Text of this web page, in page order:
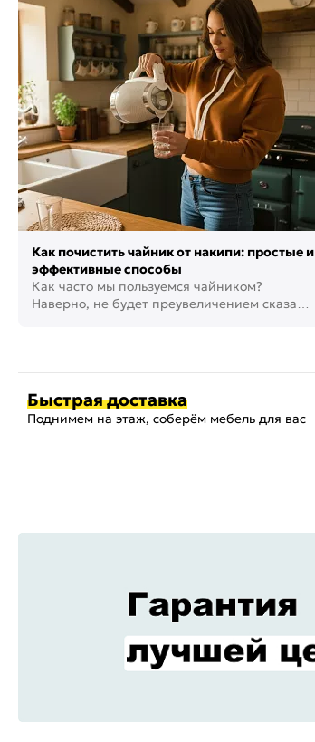
Как почистить чайник от накипи: простые и
эффективные способы
Как часто мы пользуемся чайником?
Наверно, не будет преувеличением сказать,
Быстрая доставка
Поднимем на этаж, соберём мебель для вас